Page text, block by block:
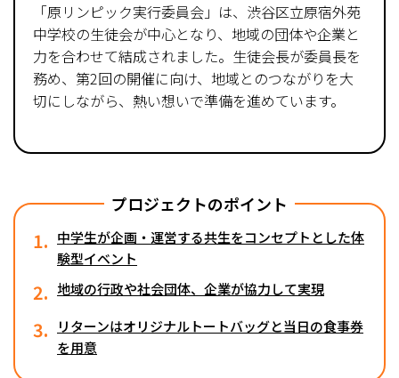
「原リンピック実行委員会」は、渋谷区立原宿外苑
中学校の生徒会が中心となり、地域の団体や企業と
力を合わせて結成されました。生徒会長が委員長を
務め、第2回の開催に向け、地域とのつながりを大
切にしながら、熱い想いで準備を進めています。
プロジェクトのポイント
1. 中学生が企画・運営する共生をコンセプトとした体
験型イベント
2. 地域の行政や社会団体、企業が協力して実現
3.
リターンはオリジナルトートバッグと当日の食事券
を用意